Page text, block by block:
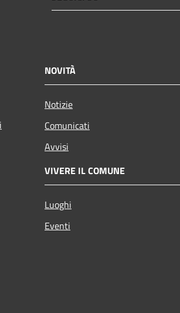
NOVITÀ
Notizie
Comunicati
Avvisi
VIVERE IL COMUNE
Luoghi
Eventi